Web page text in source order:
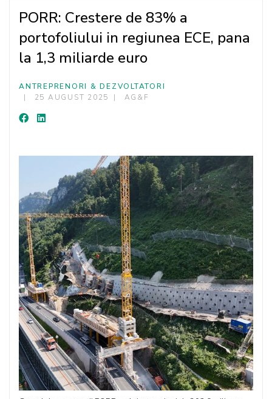
PORR: Crestere de 83% a
portofoliului in regiunea ECE, pana
la 1,3 miliarde euro
ANTREPRENORI & DEZVOLTATORI
25 AUGUST 2025
AG&F